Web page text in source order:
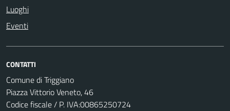
Luoghi
Eventi
CONTATTI
Comune di Triggiano
Piazza Vittorio Veneto, 46
Codice fiscale / P. IVA:00865250724